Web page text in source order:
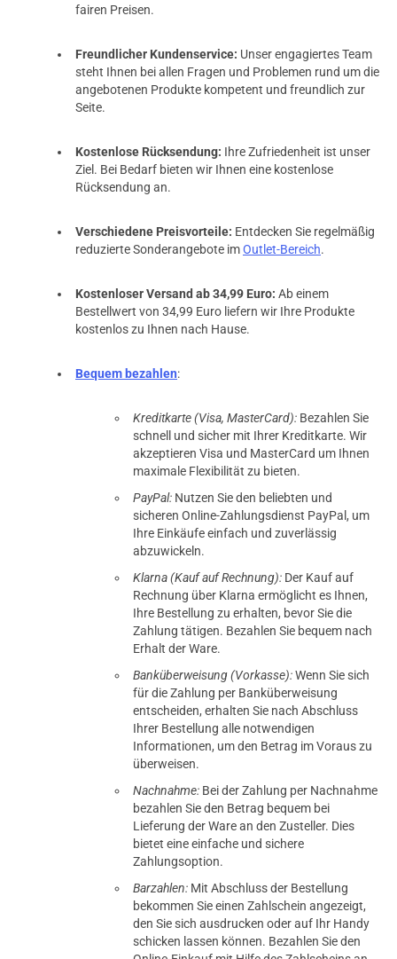
fairen Preisen.
Freundlicher Kundenservice: Unser engagiertes Team
steht Ihnen bei allen Fragen und Problemen rund um die
angebotenen Produkte kompetent und freundlich zur
Seite.
Kostenlose Rücksendung: Ihre Zufriedenheit ist unser
Ziel. Bei Bedarf bieten wir Ihnen eine kostenlose
Rücksendung an.
Verschiedene Preisvorteile: Entdecken Sie regelmäßig
reduzierte Sonderangebote imOutlet-Bereich.
Kostenloser Versand ab 34,99 Euro: Ab einem
Bestellwert von 34,99 Euro liefern wir Ihre Produkte
kostenlos zu Ihnen nach Hause.
Bequem bezahlen:
Kreditkarte (Visa, MasterCard): Bezahlen Sie
schnell und sicher mit Ihrer Kreditkarte. Wir
akzeptieren Visa und MasterCard um Ihnen
maximale Flexibilität zu bieten.
PayPal: Nutzen Sie den beliebten und
sicheren Online-Zahlungsdienst PayPal, um
Ihre Einkäufe einfach und zuverlässig
abzuwickeln.
Klarna (Kauf auf Rechnung): Der Kauf auf
Rechnung über Klarna ermöglicht es Ihnen,
Ihre Bestellung zu erhalten, bevor Sie die
Zahlung tätigen. Bezahlen Sie bequem nach
Erhalt der Ware.
Banküberweisung (Vorkasse):Wenn Sie sich
für die Zahlung per Banküberweisung
entscheiden, erhalten Sie nach Abschluss
Ihrer Bestellung alle notwendigen
Informationen, um den Betrag im Voraus zu
überweisen.
Nachnahme: Bei der Zahlung per Nachnahme
bezahlen Sie den Betrag bequem bei
Lieferung der Ware an den Zusteller. Dies
bietet eine einfache und sichere
Zahlungsoption.
Barzahlen: Mit Abschluss der Bestellung
bekommen Sie einen Zahlschein angezeigt,
den Sie sich ausdrucken oder auf Ihr Handy
schicken lassen können. Bezahlen Sie den